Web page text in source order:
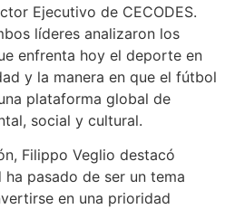
Ejecutivo de CECODES.
líderes analizaron los
enfrenta hoy el deporte en
y la manera en que el fútbol
plataforma global de
social y cultural.
Filippo Veglio destacó
pasado de ser un tema
en una prioridad